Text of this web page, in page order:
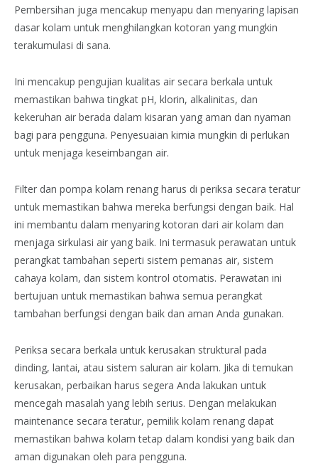
Pembersihan juga mencakup menyapu dan menyaring lapisan
dasar kolam untuk menghilangkan kotoran yang mungkin
terakumulasi di sana.
Ini mencakup pengujian kualitas air secara berkala untuk
memastikan bahwa tingkat pH, klorin, alkalinitas, dan
kekeruhan air berada dalam kisaran yang aman dan nyaman
bagi para pengguna. Penyesuaian kimia mungkin di perlukan
untuk menjaga keseimbangan air.
Filter dan pompa kolam renang harus di periksa secara teratur
untuk memastikan bahwa mereka berfungsi dengan baik. Hal
ini membantu dalam menyaring kotoran dari air kolam dan
menjaga sirkulasi air yang baik. Ini termasuk perawatan untuk
perangkat tambahan seperti sistem pemanas air, sistem
cahaya kolam, dan sistem kontrol otomatis. Perawatan ini
bertujuan untuk memastikan bahwa semua perangkat
tambahan berfungsi dengan baik dan aman Anda gunakan.
Periksa secara berkala untuk kerusakan struktural pada
dinding, lantai, atau sistem saluran air kolam. Jika di temukan
kerusakan, perbaikan harus segera Anda lakukan untuk
mencegah masalah yang lebih serius. Dengan melakukan
maintenance secara teratur, pemilik kolam renang dapat
memastikan bahwa kolam tetap dalam kondisi yang baik dan
aman digunakan oleh para pengguna.